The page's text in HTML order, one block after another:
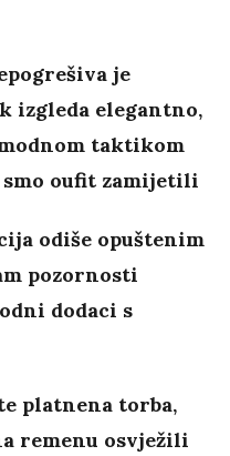
je
izgleda elegantno,
taktikom
oufit zamijetili
odiše opuštenim
pozornosti
dodaci s
platnena torba,
remenu osvježili